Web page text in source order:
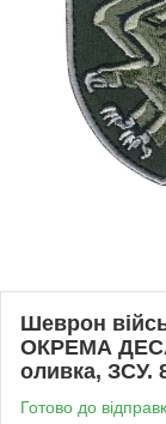
Шеврон
ОКРЕМА
оливка, ЗСУ.
Готово до